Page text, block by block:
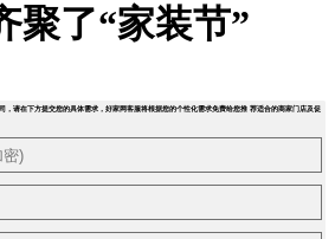
聚了“家装节”
，请在下方提交您的具体需求，好家网客服将根据您的个性化需求免费给您推 荐适合的商家门店及促